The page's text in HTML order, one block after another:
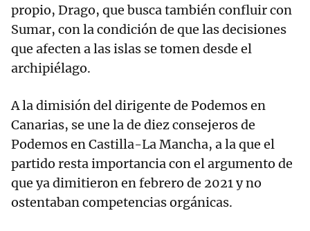
propio, Drago, que busca también confluir con
Sumar, con la condición de que las decisiones
que afecten a las islas se tomen desde el
archipiélago.
A la dimisión del dirigente de Podemos en
Canarias, se une la de diez consejeros de
Podemos en Castilla-La Mancha, a la que el
partido resta importancia con el argumento de
que ya dimitieron en febrero de 2021 y no
ostentaban competencias orgánicas.